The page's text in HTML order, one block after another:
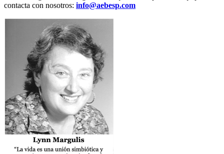
contacta con nosotros: info@aebesp.com